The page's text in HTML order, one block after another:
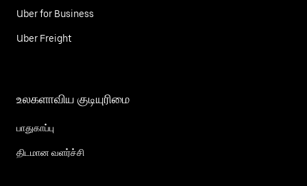
Uber for Business
Uber Freight
உலகளாவிய குடியுரிமை
பாதுகாப்பு
திடமான வளர்ச்சி